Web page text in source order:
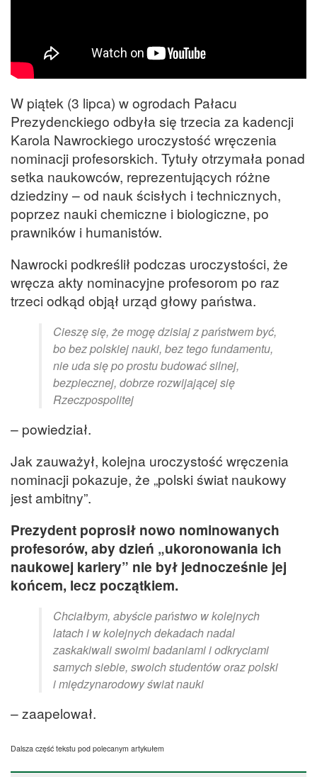
W piątek (3 lipca) w ogrodach Pałacu
Prezydenckiego odbyła się trzecia za kadencji
Karola Nawrockiego uroczystość wręczenia
nominacji profesorskich. Tytuły otrzymała ponad
setka naukowców, reprezentujących różne
dziedziny – od nauk ścisłych i technicznych,
poprzez nauki chemiczne i biologiczne, po
prawników i humanistów.
Nawrocki podkreślił podczas uroczystości, że
wręcza akty nominacyjne profesorom po raz
trzeci odkąd objął urząd głowy państwa.
Cieszę się, że mogę dzisiaj z państwem być,
bo bez polskiej nauki, bez tego fundamentu,
nie uda się po prostu budować silnej,
bezpiecznej, dobrze rozwijającej się
Rzeczpospolitej
– powiedział.
Jak zauważył, kolejna uroczystość wręczenia
nominacji pokazuje, że „polski świat naukowy
jest ambitny”.
Prezydent poprosił nowo nominowanych
profesorów, aby dzień „ukoronowania ich
naukowej kariery” nie był jednocześnie jej
końcem, lecz początkiem.
Chciałbym, abyście państwo w kolejnych
latach i w kolejnych dekadach nadal
zaskakiwali swoimi badaniami i odkryciami
samych siebie, swoich studentów oraz polski
i międzynarodowy świat nauki
– zaapelował.
Dalsza część tekstu pod polecanym artykułem